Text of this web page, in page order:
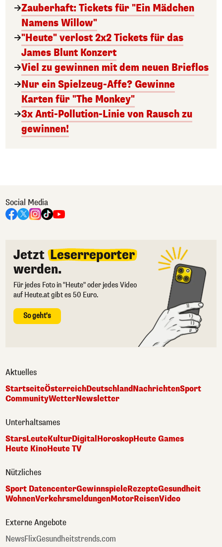
Zauberhaft: Tickets für "Ein Mädchen
Namens Willow"
"Heute" verlost 2x2 Tickets für das
James Blunt Konzert
Viel zu gewinnen mit dem neuen Brieflos
Nur ein Spielzeug-Affe? Gewinne
Karten für "The Monkey"
3x Anti-Pollution-Linie von Rausch zu
gewinnen!
Social Media
Jetzt Leserreporter
werden.
Für jedes Foto in "Heute" oder jedes Video
auf Heute.at gibt es 50 Euro.
So geht's
Aktuelles
StartseiteÖsterreichDeutschlandNachrichtenSport
CommunityWetterNewsletter
Unterhaltsames
StarsLeuteKulturDigital HoroskopHeute Games
Heute KinoHeute TV
Nützliches
Sport DatencenterGewinnspieleRezepteGesundheit
WohnenVerkehrsmeldungenMotorReisenVideo
Externe Angebote
NewsFlixGesundheitstrends.com